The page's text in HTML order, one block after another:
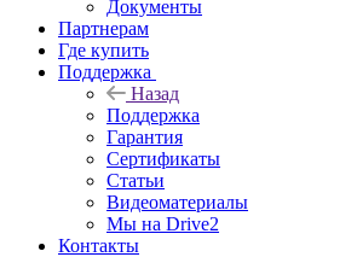
Документы
Партнерам
Где купить
Поддержка
Назад
Поддержка
Гарантия
Сертификаты
Статьи
Видеоматериалы
Мы на Drive2
Контакты